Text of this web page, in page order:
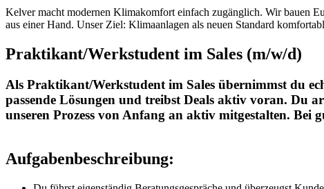
Kelver macht modernen Klimakomfort einfach zugänglich. Wir bauen
aus einer Hand. Unser Ziel: Klimaanlagen als neuen Standard
Praktikant/Werkstudent im Sales (m/w/d)
Als Praktikant/Werkstudent im Sales übernimmst du
passende Lösungen und treibst Deals aktiv voran. Du
unseren Prozess von Anfang an aktiv mitgestalten.
Aufgabenbeschreibung: